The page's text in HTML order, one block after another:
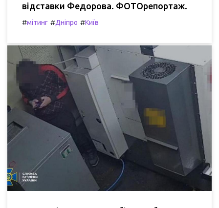
відставки Федорова. ФОТОрепортаж.
#мітинг #Дніпро #Київ